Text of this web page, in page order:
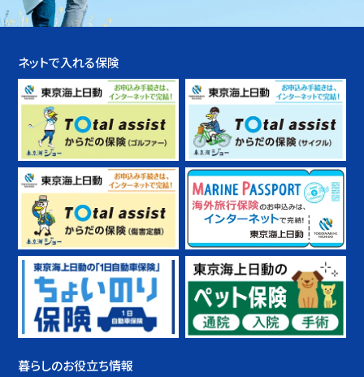
ネットで入れる保険
暮らしのお役立ち情報